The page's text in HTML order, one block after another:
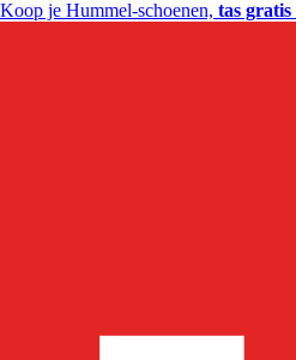
Koop je Hummel-schoenen, tas gratis